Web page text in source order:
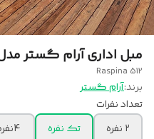
مبل اداری آرام گستر
Raspina 512
برند:آرام گستر
تعداد نفرات
۲ نفره
تک نفره
4نفره شامل یک دونفره و دو تک نفره